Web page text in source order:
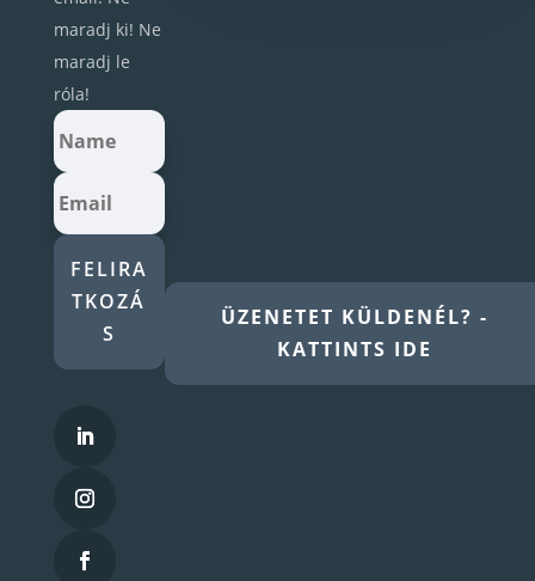
maradj ki! Ne
maradj le
róla!
FELIRA
TKOZÁ
S
ÜZENETET KÜLDENÉL? -
KATTINTS IDE